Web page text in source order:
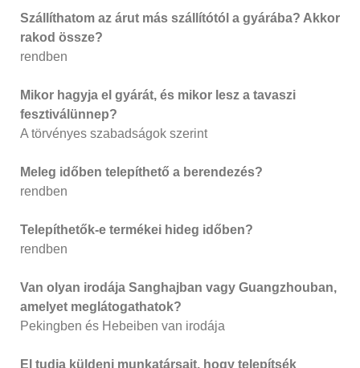
Szállíthatom az árut más szállítótól a gyárába? Akkor
rakod össze?
rendben
Mikor hagyja el gyárát, és mikor lesz a tavaszi
fesztiválünnep?
A törvényes szabadságok szerint
Meleg időben telepíthető a berendezés?
rendben
Telepíthetők-e termékei hideg időben?
rendben
Van olyan irodája Sanghajban vagy Guangzhouban,
amelyet meglátogathatok?
Pekingben és Hebeiben van irodája
El tudja küldeni munkatársait, hogy telepítsék